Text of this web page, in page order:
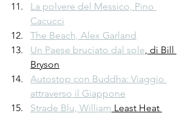
La polvere del Messico, Pino
Cacucci
The Beach, Alex Garland
Un Paese bruciato dal sole, di Bill
Bryson
Autostop con Buddha: Viaggio
attraverso il Giappone
Strade Blu, William Least Heat